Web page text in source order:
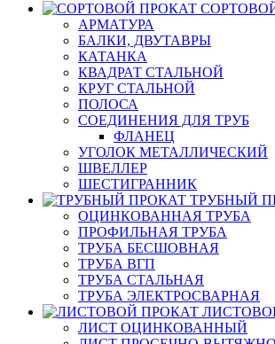
АРМАТУРА
БАЛКИ, ДВУТАВРЫ
КАТАНКА
КВАДРАТ СТАЛЬНОЙ
КРУГ СТАЛЬНОЙ
ПОЛОСА
СОЕДИНЕНИЯ ДЛЯ ТРУБ
ФЛАНЕЦ
УГОЛОК МЕТАЛЛИЧЕСКИЙ
ШВЕЛЛЕР
ШЕСТИГРАННИК
ТРУБНЫЙ
ОЦИНКОВАННАЯ ТРУБА
ПРОФИЛЬНАЯ ТРУБА
ТРУБА БЕСШОВНАЯ
ТРУБА ВГП
ТРУБА СТАЛЬНАЯ
ТРУБА ЭЛЕКТРОСВАРНАЯ
ЛИСТ ОЦИНКОВАННЫЙ